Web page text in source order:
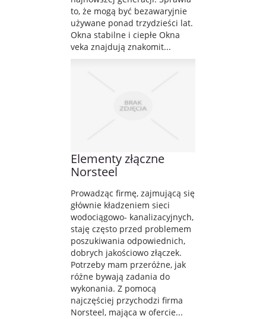
to, że mogą być bezawaryjnie
używane ponad trzydzieści lat.
Okna stabilne i ciepłe Okna
veka znajdują znakomit...
Elementy złączne
Norsteel
Prowadząc firmę, zajmującą się
głównie kładzeniem sieci
wodociągowo- kanalizacyjnych,
staję często przed problemem
poszukiwania odpowiednich,
dobrych jakościowo złączek.
Potrzeby mam przeróżne, jak
różne bywają zadania do
wykonania. Z pomocą
najczęściej przychodzi firma
Norsteel, mająca w ofercie...